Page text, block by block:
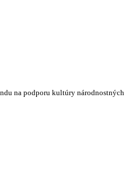
na podporu kultúry národnostných